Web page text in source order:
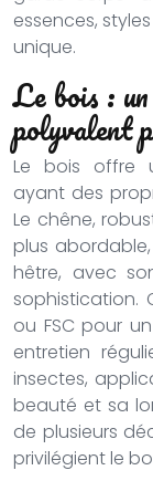
essences,
unique.
Le bois :
polyvalent
Le bois offre
ayant des
Le chêne,
plus
hêtre, avec
sophistication.
ou FSC pour
entretien
insectes,
beauté et sa
de plusieurs
privilégient le